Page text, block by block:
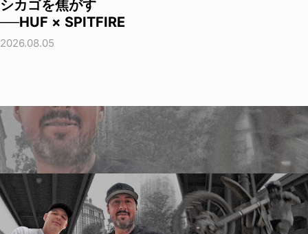
シカゴを焦がす
──HUF × SPITFIRE
2026.08.05